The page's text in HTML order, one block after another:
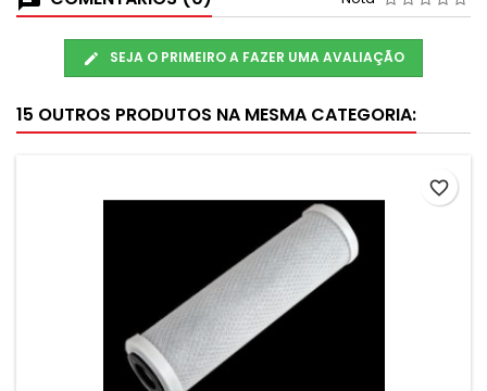
SEJA O PRIMEIRO A FAZER UMA AVALIAÇÃO
15 OUTROS PRODUTOS NA MESMA CATEGORIA:
favorite_border